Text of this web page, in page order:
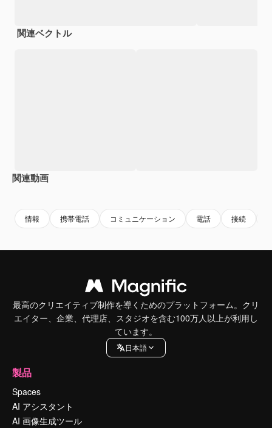
関連ベクトル
関連動画
情報 携帯電話 コミュニケーション 電話 接続
最高のクリエイティブ制作を導くためのプラットフォーム。クリ
エイター、企業、代理店、スタジオを含む100万人以上が利用し
ています。
日本語
製品
Spaces
AI アシスタント
AI 画像生成ツール